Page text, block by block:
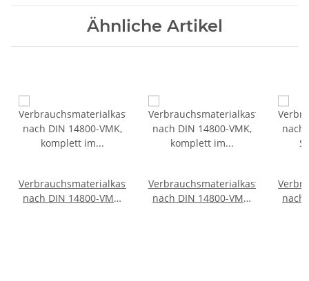
Ähnliche Artikel
Verbrauchsmaterialkasten
nach DIN 14800-VMK,
Verbrauchsmaterialkasten
nach DIN 14800-VMK,
nach